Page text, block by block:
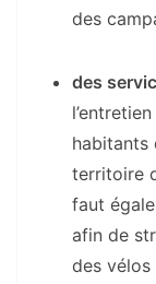
des
des
habitants
territoire
faut
afin de
des